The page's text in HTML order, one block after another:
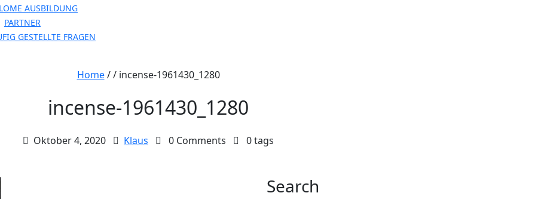
AUSBILDUNG
PARTNER
GESTELLTE FRAGEN
Home/ / incense-1961430_1280
incense-1961430_1280
Oktober 4, 2020 Klaus 0 Comments 0 tags
Search